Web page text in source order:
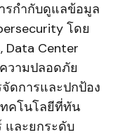
รกำกับดูแลข้อมูล
โดย
Data Center
วามปลอดภัย
ดการและปกป้อง
คโนโลยีที่ทัน
และยกระดับ